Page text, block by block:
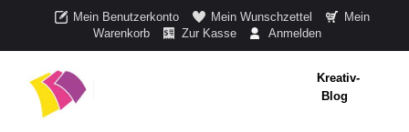
Mein Benutzerkonto Mein Wunschzettel
Mein
Warenkorb
Zur Kasse Anmelden
Kreativ-
Blog